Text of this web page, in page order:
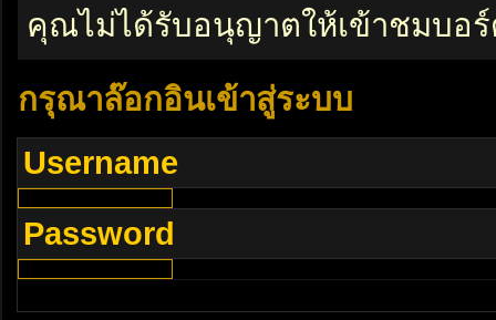
คุณไม่ได้รับอนุญาตให้เข้าชมบอ
กรุณาล๊อกอินเข้าสู่ระบบ
Username
Password